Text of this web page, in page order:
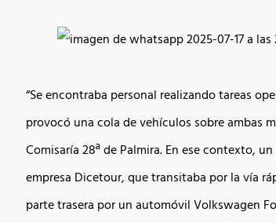
“Se encontraba personal realizando tareas
provocó una cola de vehículos sobre ambas
Comisaría 28ª de Palmira. En ese contexto,
empresa Dicetour, que transitaba por la vía
parte trasera por un automóvil Volkswagen